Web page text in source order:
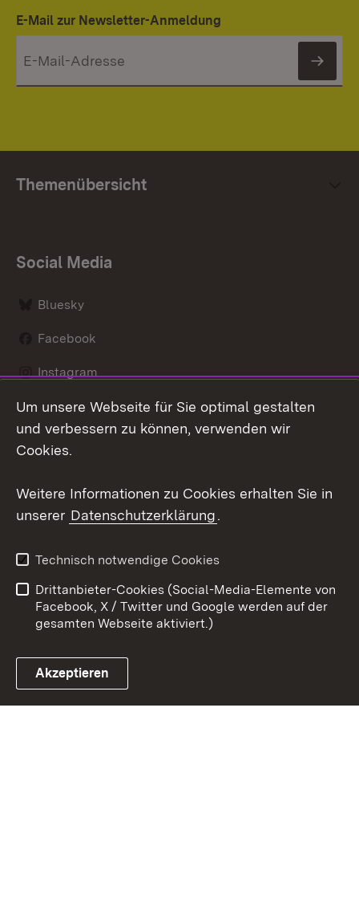
E-Mail zur Newsletter-Anmeldung
Themenübersicht
Social Media
Bluesky
Facebook
Instagram
LinkedIn
Link zum Landesportal
Datenschutz
Barrierefreiheit
Impressum
Cookies
Um unsere Webseite für Sie optimal gestalten
und verbessern zu können, verwenden wir
Cookies.
Weitere Informationen zu Cookies erhalten Sie in
unserer Datenschutzerklärung.
Technisch notwendige Cookies
Drittanbieter-Cookies (Social-Media-Elemente von
Facebook, X / Twitter und Google werden auf der
gesamten Webseite aktiviert.)
Akzeptieren